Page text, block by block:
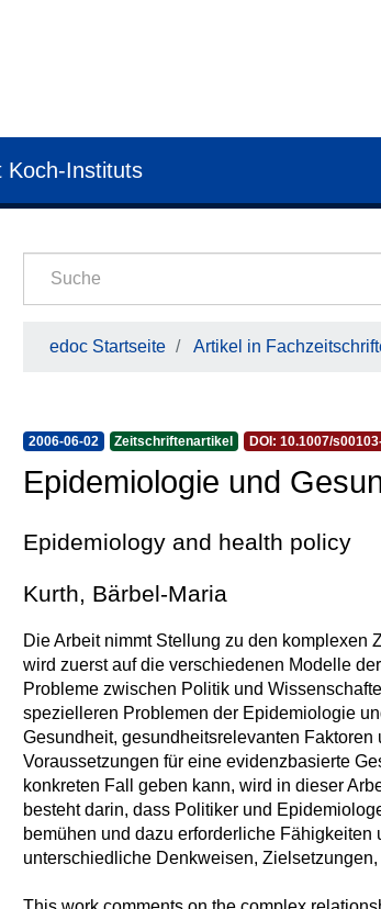
Koch-Instituts
edoc Startseite Artikel in
2006-06-02 Zeitschriftenartikel DOI: 10.1007/
Epidemiologie und
Epidemiology and health policy
Kurth, Bärbel-Maria
Die Arbeit nimmt Stellung zu den
wird zuerst auf die verschiedenen Modelle
Probleme zwischen Politik und
spezielleren Problemen der Epidemiologie
Gesundheit, gesundheitsrelevanten
Voraussetzungen für eine evidenzbasierte
konkreten Fall geben kann, wird in dieser
besteht darin, dass Politiker und
bemühen und dazu erforderliche
unterschiedliche Denkweisen,